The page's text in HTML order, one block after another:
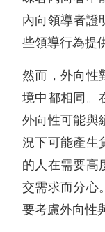
內向領導者
些領導行為提
然而，外向性
境中都相同。
外向性可能與
況下可能產
的人在需要高
交需求而分心
要考慮外向性